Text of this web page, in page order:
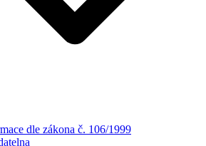
dle zákona č. 106/1999